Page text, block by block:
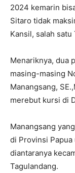
2024 kemarin
Sitaro tidak
Kansil, salah
Menariknya, dua
masing-masing
Manangsang,
merebut kursi di
Manangsang
di Provinsi
diantaranya
Tagulandang.